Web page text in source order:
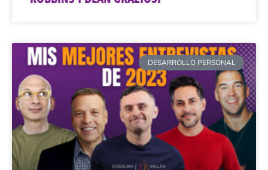
DESARROLLO PERSONAL